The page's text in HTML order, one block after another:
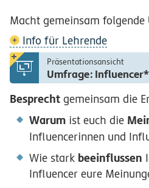
Macht gemeinsam folgende
Info für Lehrende
Präsentationsansicht
Umfrage:
Besprecht gemeinsam die
Warum ist euch die
Influencerinnen und
Wie stark beeinflussen
Influencer eure